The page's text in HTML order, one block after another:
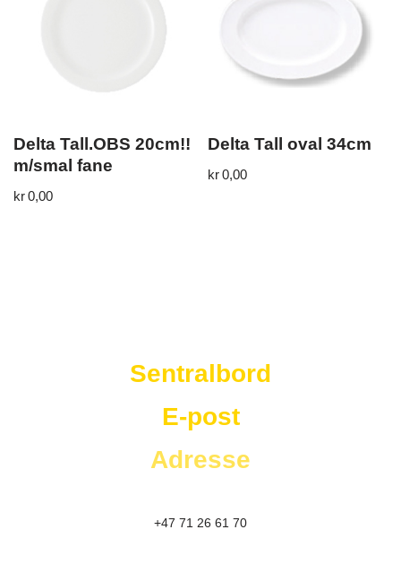
Delta Tall.OBS 20cm!!
m/smal fane
kr0,00
Delta Tall oval 34cm
kr0,00
Sentralbord
E-post
Adresse
+47 71 26 61 70